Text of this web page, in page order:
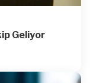
Geliyor